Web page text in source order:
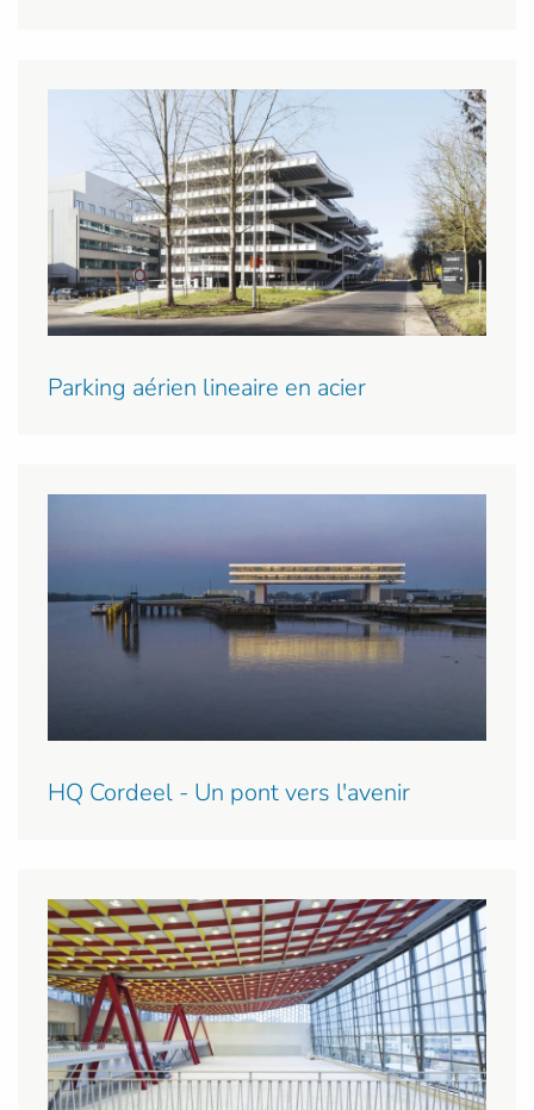
Parking aérien lineaire en acier
HQ Cordeel - Un pont vers l'avenir